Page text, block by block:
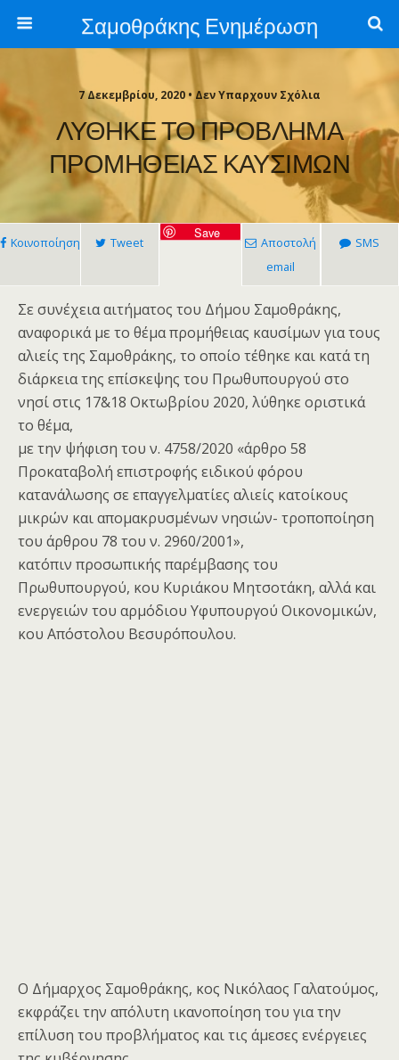
Σαμοθράκης Ενημέρωση
7 Δεκεμβρίου, 2020 • Δεν Υπαρχουν Σχόλια
ΛΥΘΗΚΕ ΤΟ ΠΡΟΒΛΗΜΑ
ΠΡΟΜΗΘΕΙΑΣ ΚΑΥΣΙΜΩΝ
Κοινοποίηση Tweet
Save
Αποστολή
email
SMS
Σε συνέχεια αιτήματος του Δήμου Σαμοθράκης,
αναφορικά με το θέμα προμήθειας καυσίμων για τους
αλιείς της Σαμοθράκης, το οποίο τέθηκε και κατά τη
διάρκεια της επίσκεψης του Πρωθυπουργού στο
νησί στις 17&18 Οκτωβρίου 2020, λύθηκε οριστικά
το θέμα,
με την ψήφιση του ν. 4758/2020 «άρθρο 58
Προκαταβολή επιστροφής ειδικού φόρου
κατανάλωσης σε επαγγελματίες αλιείς κατοίκους
μικρών και απομακρυσμένων νησιών- τροποποίηση
του άρθρου 78 του ν. 2960/2001»,
κατόπιν προσωπικής παρέμβασης του
Πρωθυπουργού, κου Κυριάκου Μητσοτάκη, αλλά και
ενεργειών του αρμόδιου Υφυπουργού Οικονομικών,
κου Απόστολου Βεσυρόπουλου.
Ο Δήμαρχος Σαμοθράκης, κος Νικόλαος Γαλατούμος,
εκφράζει την απόλυτη ικανοποίηση του για την
επίλυση του προβλήματος και τις άμεσες ενέργειες